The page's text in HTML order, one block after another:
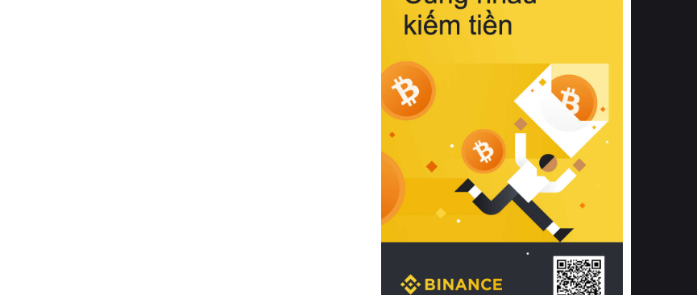
Bên cạnh đó, việc lựa chọn các dòng
sản phẩm đạt chuẩn chất lượng quốc
tế còn giúp ngăn ngừa tình trạng kích
khuẩn và nấm mốc trong điều kiện
thời tiết nóng ẩm. Bạn có thể tìm hiểu
thêm các nghiên cứu khoa học về tác
động của giấc ngủ và môi trường
phòng ngủ đối với sức khỏe con
người tại Sleep Foundation (External
Link) để có cái nhìn toàn diện hơn.
2. Các tiêu chí vàng khi lựa chọn
chăn ga gối đệm cao cấp cho phòng
ngủ
Để sở hữu một bộ chăn ga gối đệm
cao cấp hoàn hảo cả về thẩm mỹ lẫn
công năng, người tiêu dùng cần cân
nhắc kỹ lưỡng các tiêu chí quan trọng